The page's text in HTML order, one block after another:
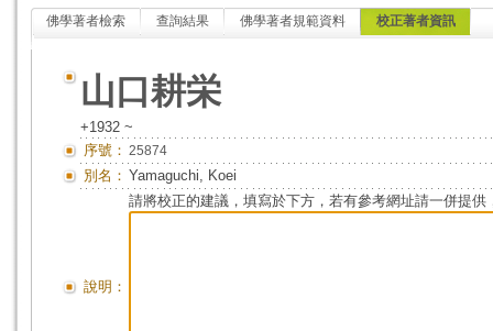
佛學著者檢索 查詢結果 佛學著者規範資料 校正著者資訊
山口耕栄
+1932 ~
序號： 25874
別名： Yamaguchi, Koei
說明：
請將校正的建議，填寫於下方，若有參考網址請一併提供